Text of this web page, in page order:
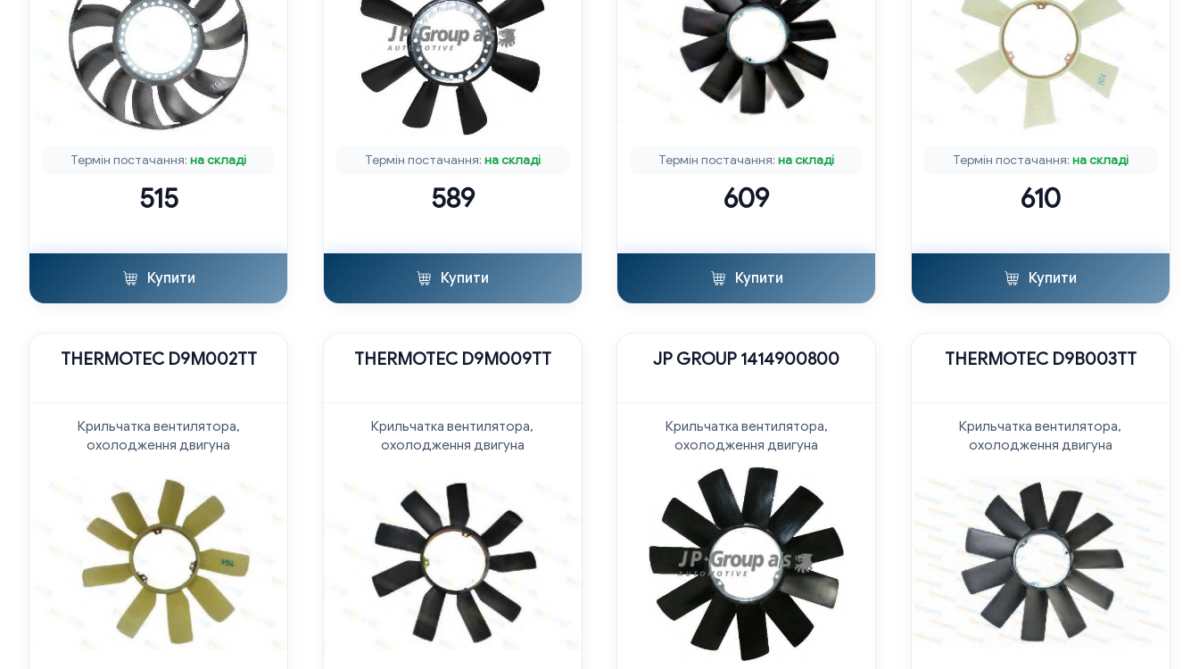
Термін постачання:на складі
515
Купити
Термін постачання: на складі
589
Купити
Термін постачання:на складі
609
Купити
Термін постачання: на складі
610
Купити
THERMOTEC D9M002TT
Крильчатка вентилятора,
охолодження двигуна
THERMOTEC D9M009TT
Крильчатка вентилятора,
охолодження двигуна
JP GROUP 1414900800
Крильчатка вентилятора,
охолодження двигуна
THERMOTEC D9B003TT
Крильчатка вентилятора,
охолодження двигуна